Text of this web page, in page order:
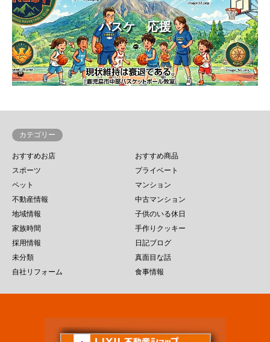
バスケ 応援
カテゴリー
おすすめお店
おすすめ商品
スポーツ
プライベート
ペット
マンション
不動産情報
中古マンション
地域情報
子供のいる休日
家族時間
手作りクッキー
採用情報
日記ブログ
未分類
真面目な話
自社リフォーム
食事情報